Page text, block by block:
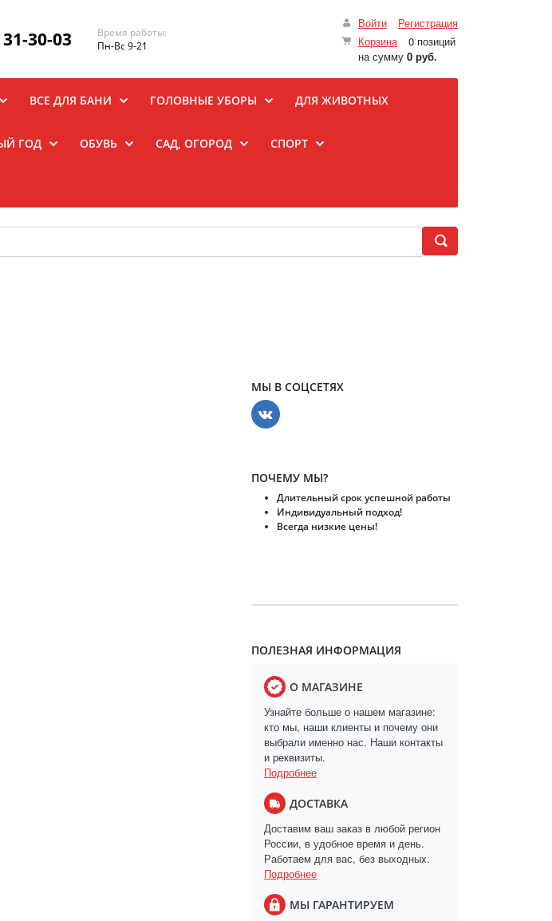
Войти
Регистрация
Корзина
0 позиций
на сумму 0 руб.
30-03
Время работы:
Пн-Вс 9-21
ВСЕ ДЛЯ БАНИ ГОЛОВНЫЕ УБОРЫ ДЛЯ ЖИВОТНЫХ
ГОД ОБУВЬ САД, ОГОРОД СПОРТ
МЫ В СОЦСЕТЯХ
ПОЧЕМУ МЫ?
Длительный срок успешной работы
Индивидуальный подход!
Всегда низкие цены!
ПОЛЕЗНАЯ ИНФОРМАЦИЯ
О МАГАЗИНЕ
Узнайте больше о нашем магазине:
кто мы, наши клиенты и почему они
выбрали именно нас. Наши контакты
и реквизиты.
Подробнее
ДОСТАВКА
Доставим ваш заказ в любой регион
России, в удобное время и день.
Работаем для вас, без выходных.
Подробнее
МЫ ГАРАНТИРУЕМ